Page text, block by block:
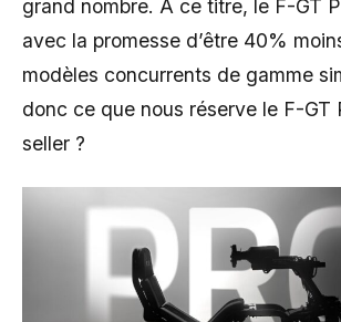
grand nombre. A ce titre, le F-GT
avec la promesse d’être 40%
modèles concurrents de gamme
donc ce que nous réserve le F-GT
seller ?